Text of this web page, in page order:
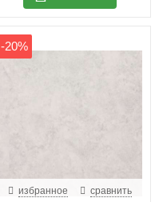
-20%
избранное сравнить